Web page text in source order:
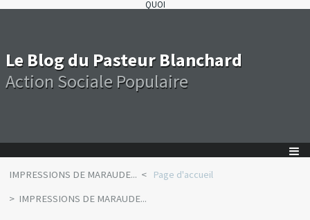
QUOI
Le Blog du Pasteur Blanchard
Action Sociale Populaire
IMPRESSIONS DE MARAUDE...
Page d'accueil
IMPRESSIONS DE MARAUDE...